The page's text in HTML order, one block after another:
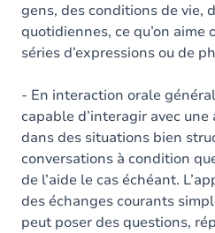
gens, des conditions de vie,
quotidiennes, ce qu’on aime
séries d’expressions ou de
- En interaction orale
capable d’interagir avec
dans des situations bien
conversations à condition
de l’aide le cas échéant.
des échanges courants
peut poser des questions,